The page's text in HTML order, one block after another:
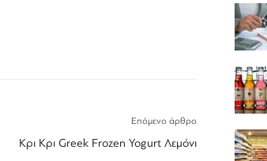
Επόμενο άρθρο
Κρι Κρι Greek Frozen Yogurt Λεμόνι